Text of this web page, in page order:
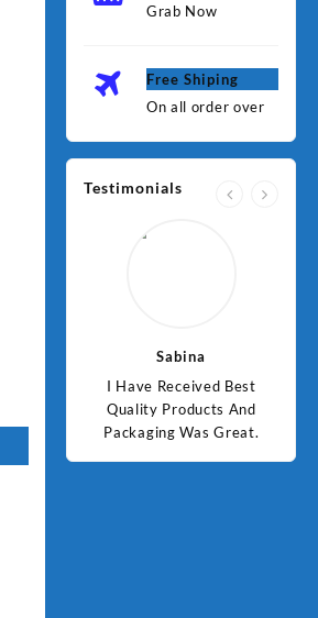
Grab Now
Free Shiping
On all order over
Testimonials
Sabina
I Have Received Best
Quality Products And
Packaging Was Great.